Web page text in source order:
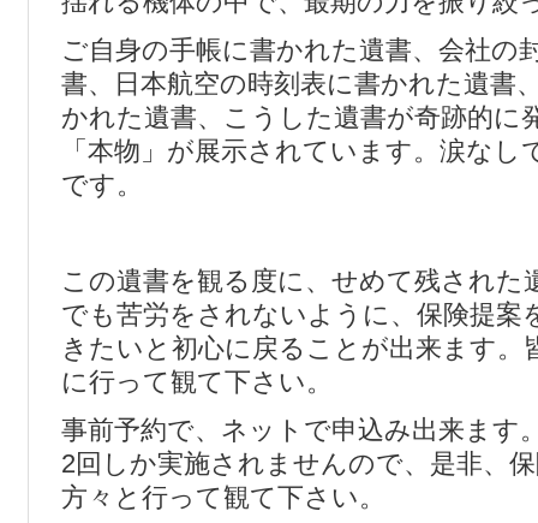
ご自身の手帳に書かれた遺書、会社の
書、日本航空の時刻表に書かれた遺書
かれた遺書、こうした遺書が奇跡的に
「本物」が展示されています。涙なし
です。
この遺書を観る度に、せめて残された
でも苦労をされないように、保険提案
きたいと初心に戻ることが出来ます。
に行って観て下さい。
事前予約で、ネットで申込み出来ます
2回しか実施されませんので、是非、
方々と行って観て下さい。